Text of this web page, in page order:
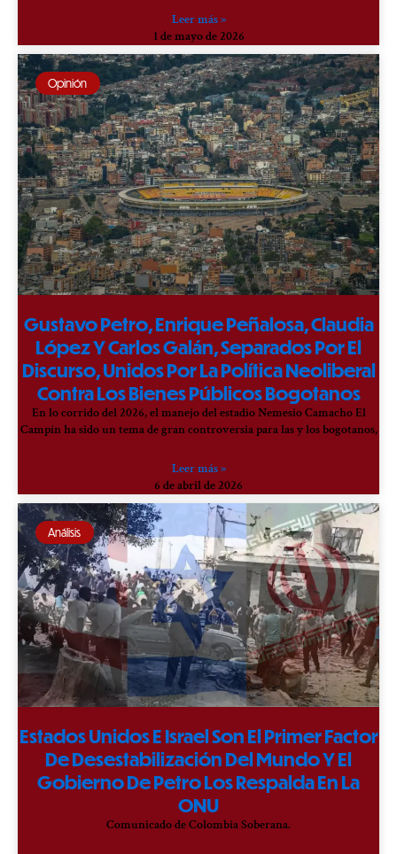
Leer más »
1 de mayo de 2026
Opinión
Gustavo Petro, Enrique Peñalosa, Claudia
López Y Carlos Galán, Separados Por El
Discurso, Unidos Por La Política Neoliberal
Contra Los Bienes Públicos Bogotanos
En lo corrido del 2026, el manejo del estadio Nemesio Camacho El
Campín ha sido un tema de gran controversia para las y los bogotanos,
Leer más »
6 de abril de 2026
Análisis
Estados Unidos E Israel Son El Primer Factor
De Desestabilización Del Mundo Y El
Gobierno De Petro Los Respalda En La
ONU
Comunicado de Colombia Soberana.